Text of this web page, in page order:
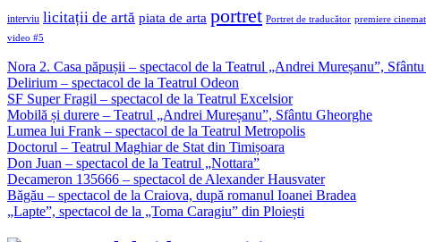
interviu licitații de artă piata de arta portret Portret de traducător premiere
video #5
Nora 2. Casa păpușii – spectacol de la Teatrul „Andrei Mureșanu”,
Delirium – spectacol de la Teatrul Odeon
SF Super Fragil – spectacol de la Teatrul Excelsior
Mobilă și durere – Teatrul „Andrei Mureșanu”, Sfântu Gheorghe
Lumea lui Frank – spectacol de la Teatrul Metropolis
Doctorul – Teatrul Maghiar de Stat din Timișoara
Don Juan – spectacol de la Teatrul „Nottara”
Decameron 135666 – spectacol de Alexander Hausvater
Băgău – spectacol de la Craiova, după romanul Ioanei Bradea
„Lapte”, spectacol de la „Toma Caragiu” din Ploiești